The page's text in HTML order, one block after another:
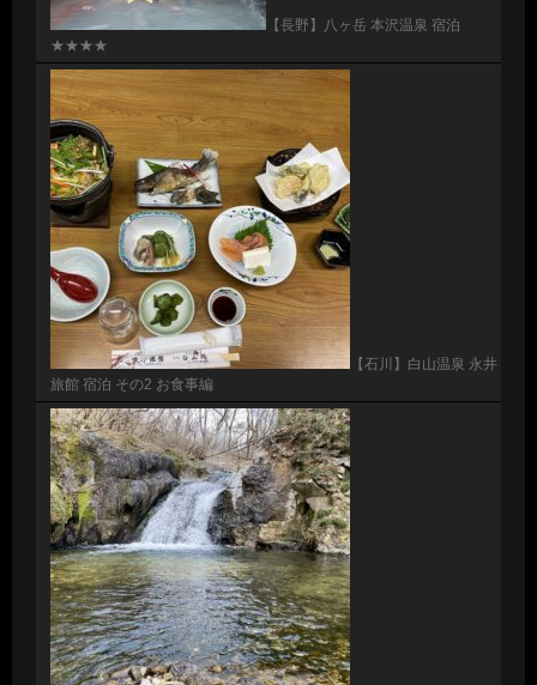
【長野】八ヶ岳 本沢温泉 宿泊
★★★★
【石川】白山温泉 永井
旅館 宿泊 その2 お食事編